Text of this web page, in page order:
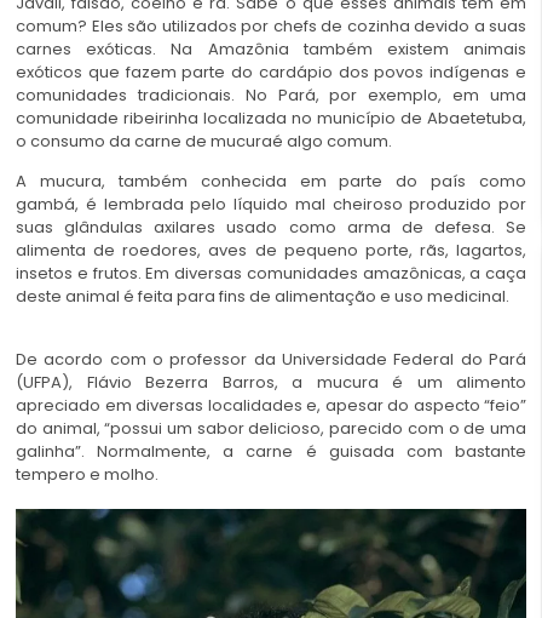
comum? Eles são utilizados por chefs de cozinha devido a suas
carnes exóticas. Na Amazônia também existem animais
exóticos que fazem parte do cardápio dos povos indígenas e
comunidades tradicionais. No Pará, por exemplo, em uma
comunidade ribeirinha localizada no município de Abaetetuba,
o consumo da carne de mucuraé algo comum.
A mucura, também conhecida em parte do país como
gambá, é lembrada pelo líquido mal cheiroso produzido por
suas glândulas axilares usado como arma de defesa. Se
alimenta de roedores, aves de pequeno porte, rãs, lagartos,
insetos e frutos. Em diversas comunidades amazônicas, a caça
deste animal é feita para fins de alimentação e uso medicinal.
De acordo com o professor da Universidade Federal do Pará
(UFPA), Flávio Bezerra Barros, a mucura é um alimento
apreciado em diversas localidades e, apesar do aspecto “feio”
do animal, “possui um sabor delicioso, parecido com o de uma
galinha”. Normalmente, a carne é guisada com bastante
tempero e molho.